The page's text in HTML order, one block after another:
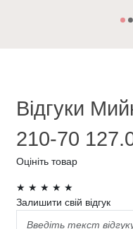
Відгуки
210-70
Оцініть товар
★ ★ ★ ★ ★
Залишити свій відгук